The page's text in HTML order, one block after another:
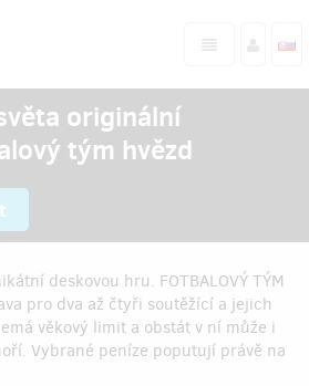
originální
tým hvězd
deskovou hru. FOTBALOVÝ TÝM
pro dva až čtyři soutěžící a jejich
věkový limit a obstát v ní může i
Vybrané peníze poputují právě na